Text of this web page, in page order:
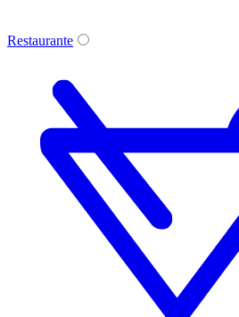
Restaurante